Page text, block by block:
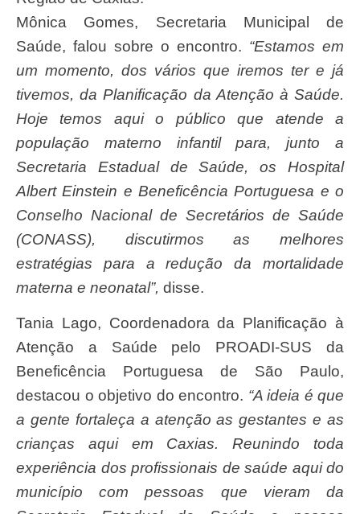
Mônica Gomes, Secretaria Municipal de
Saúde, falou sobre o encontro. “Estamos em
um momento, dos vários que iremos ter e já
tivemos, da Planificação da Atenção à Saúde.
Hoje temos aqui o público que atende a
população materno infantil para, junto a
Secretaria Estadual de Saúde, os Hospital
Albert Einstein e Beneficência Portuguesa e o
Conselho Nacional de Secretários de Saúde
(CONASS), discutirmos as melhores
estratégias para a redução da mortalidade
materna e neonatal”, disse.
Tania Lago, Coordenadora da Planificação à
Atenção a Saúde pelo PROADI-SUS da
Beneficência Portuguesa de São Paulo,
destacou o objetivo do encontro. “A ideia é que
a gente fortaleça a atenção as gestantes e as
crianças aqui em Caxias. Reunindo toda
experiência dos profissionais de saúde aqui do
município com pessoas que vieram da